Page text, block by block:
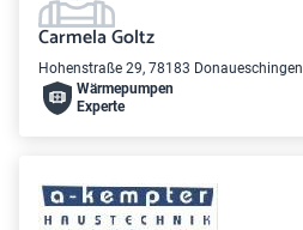
Carmela Goltz
Hohenstraße 29, 78183 Donaueschingen
Wärme­pumpen
Experte